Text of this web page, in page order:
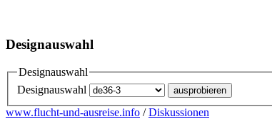
Designauswahl
Designauswahl
Designauswahl
www.flucht-und-ausreise.info /Diskussionen